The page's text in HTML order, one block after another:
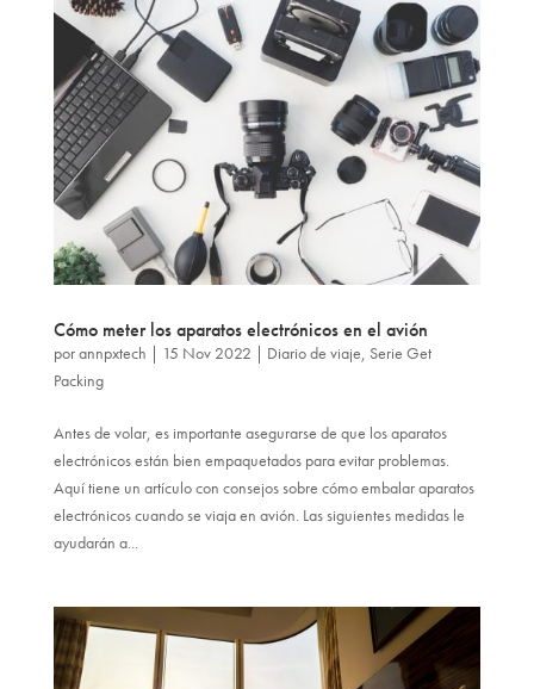
Cómo meter los aparatos electrónicos en el avión
porannpxtech | 15 Nov 2022 | Diario de viaje, Serie Get
Packing
Antes de volar, es importante asegurarse de que los aparatos
electrónicos están bien empaquetados para evitar problemas.
Aquí tiene un artículo con consejos sobre cómo embalar aparatos
electrónicos cuando se viaja en avión. Las siguientes medidas le
ayudarán a...